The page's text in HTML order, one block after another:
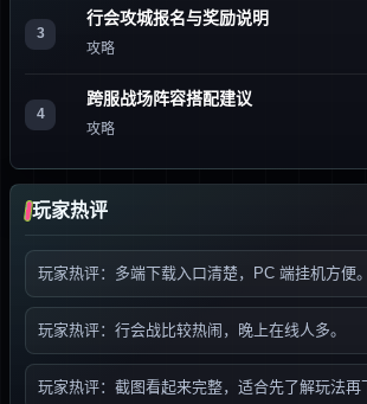
3
行会攻城报名与奖励说明
攻略
4
跨服战场阵容搭配建议
攻略
玩家热评
玩家热评：多端下载入口清楚，PC 端挂机方便。
玩家热评：行会战比较热闹，晚上在线人多。
玩家热评：截图看起来完整，适合先了解玩法再